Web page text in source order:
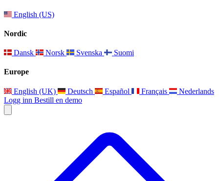
English (US)
Nordic
Dansk Norsk Svenska Suomi
Europe
English (UK) Deutsch Español Français
Nederlands
Logg inn Bestill en demo